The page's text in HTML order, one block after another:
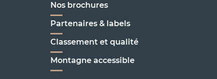
Nos brochures
Partenaires & labels
Classement et qualité
Montagne accessible